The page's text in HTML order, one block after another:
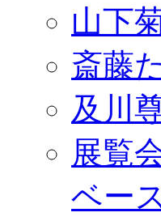
山下
斎藤
及川
展覧
ベー